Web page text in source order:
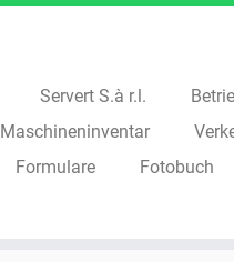
Servert S.à r.l.
Maschineninventar
Formulare Fotobuch